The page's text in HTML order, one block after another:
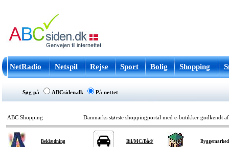
NetRadio Netspil Rejse Sport Bolig Shopping
Søg på ABCsiden.dk På nettet
ABC Shopping Danmarks største shoppingportal med e-butikker godkendt af
Beklædning Bil/MC/Båd/ Byggemarked